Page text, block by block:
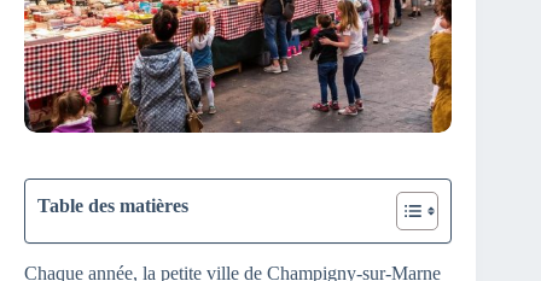
Table des matières
Chaque année, la petite ville de Champigny-sur-Marne